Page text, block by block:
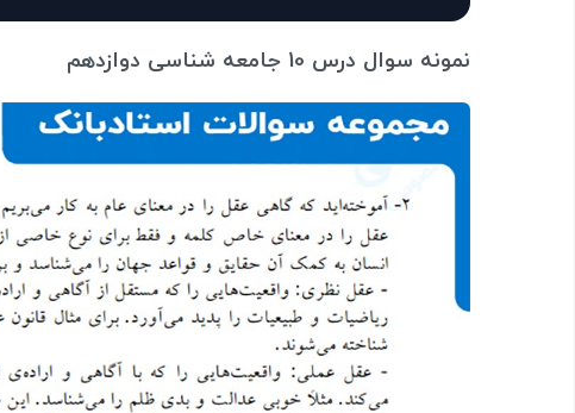
نمونه سوال درس 10 جامعه شناسی دوازدهم